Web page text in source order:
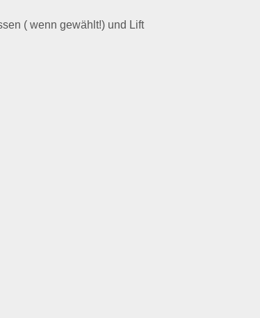
( wenn gewählt!) und Lift